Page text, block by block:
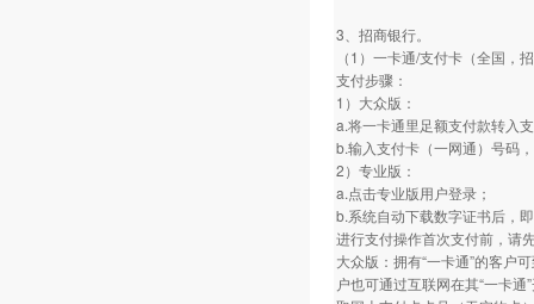
3、招商银行。
（1）一卡通/支付卡（全国，
支付步骤：
1）大众版：
a.将一卡通里足额支付款转入
b.输入支付卡（一网通）号码
2）专业版：
a.点击专业版用户登录；
b.系统自动下载数字证书后，
进行支付操作首次支付前，请
大众版：拥有“一卡通”的客户
户也可通过互联网在其“一卡